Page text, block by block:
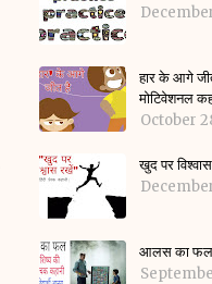
हार के आगे
मोटिवेशनल
October
खुद पर
आलस का फल